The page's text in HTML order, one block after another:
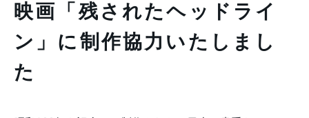
映画「残されたヘッドライ
ン」に制作協力いたしまし
た